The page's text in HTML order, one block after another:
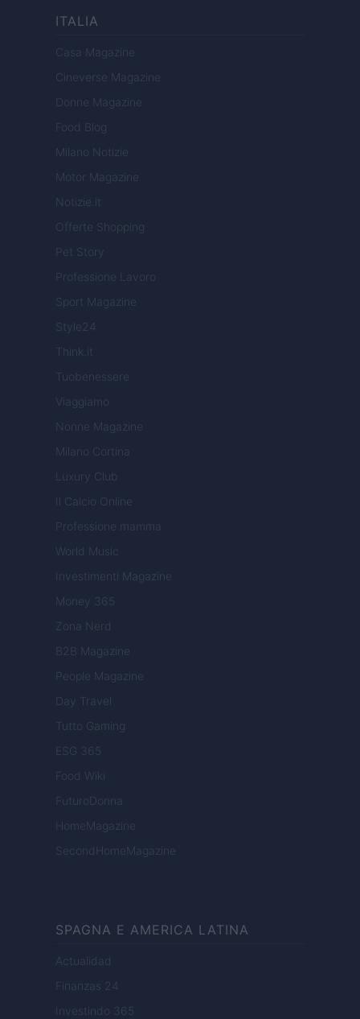
ITALIA
Casa Magazine
Cineverse Magazine
Donne Magazine
Food Blog
Milano Notizie
Motor Magazine
Notizie.it
Offerte Shopping
Pet Story
Professione Lavoro
Sport Magazine
Style24
Think.it
Tuobenessere
Viaggiamo
Nonne Magazine
Milano Cortina
Luxury Club
Il Calcio Online
Professione mamma
World Music
Investimenti Magazine
Money 365
Zona Nerd
B2B Magazine
People Magazine
Day Travel
Tutto Gaming
ESG 365
Food Wiki
FuturoDonna
HomeMagazine
SecondHomeMagazine
SPAGNA E AMERICA LATINA
Actualidad
Finanzas 24
Investindo 365